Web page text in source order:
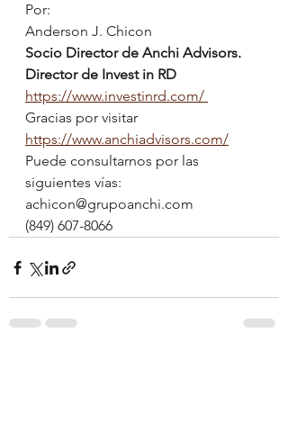
Por:
Anderson J. Chicon
Socio Director de Anchi Advisors.
Director de Invest in RD
https://www.investinrd.com/
Gracias por visitar
https://www.anchiadvisors.com/
Puede consultarnos por las
siguientes vías:
achicon@grupoanchi.com